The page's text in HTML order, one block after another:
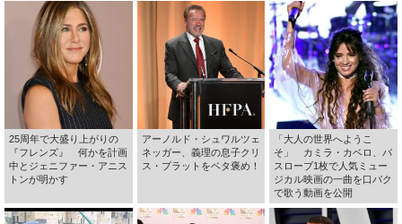
25周年で大盛り上がりの
『フレンズ』 何かを計画
中とジェニファー・アニス
トンが明かす
アーノルド・シュワルツェ
ネッガー、義理の息子クリ
ス・プラットをベタ褒め！
「大人の世界へようこ
そ」 カミラ・カベロ、バ
スローブ1枚で人気ミュー
ジカル映画の一曲を口パク
で歌う動画を公開